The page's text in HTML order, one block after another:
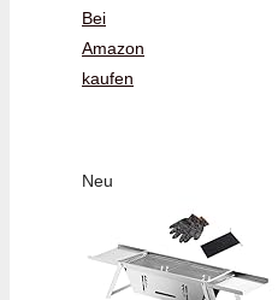
Bei
Amazon
kaufen
Neu